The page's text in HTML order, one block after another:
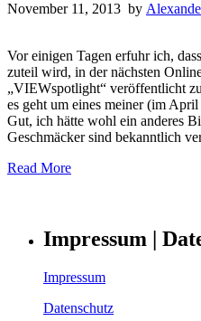
November 11, 2013 by
Vor einigen Tagen erfuhr ich,
zuteil wird, in der nächsten
„VIEWspotlight“ veröffentlicht
es geht um eines meiner (im
Gut, ich hätte wohl ein anderes
Geschmäcker sind bekanntlich
Read More
Impressum |
Impressum
Datenschutz